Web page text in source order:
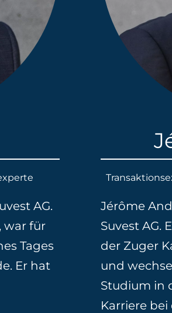
AG.
war für
Tages
Er hat
Jérôme
Suvest AG.
der Zuger
und
Studium in
Karriere